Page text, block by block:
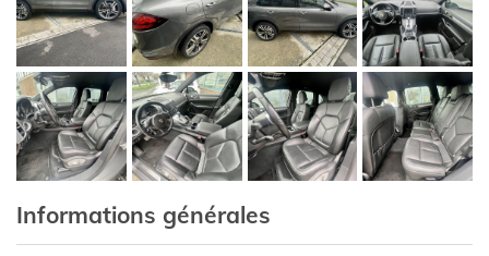
Informations générales